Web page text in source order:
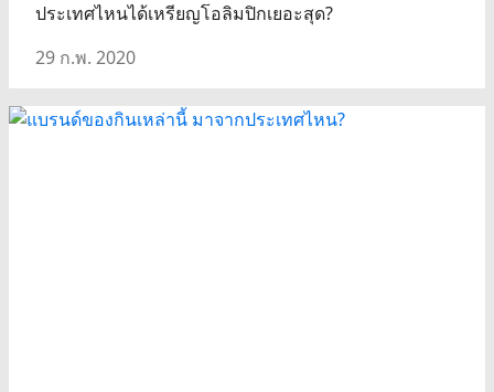
ประเทศไหนได้เหรียญโอลิมปิกเยอะสุด?
29 ก.พ. 2020